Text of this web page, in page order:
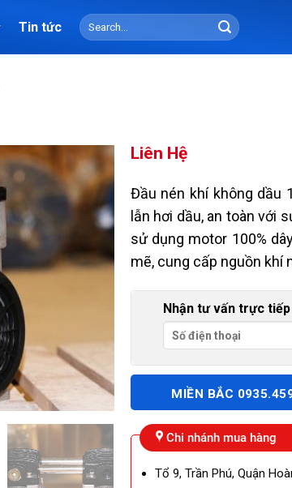
Tin tức
Search
for:
Liên Hệ
Đầu nén khí không dầu
lẫn hơi dầu, an toàn với
sử dụng motor 100%
mẽ, cung cấp nguồn khí
Nhận tư vấn trực tiếp
MIỀN BẮC
Chi nhánh mua hàng
Tổ 9, Trần Phú, Quận